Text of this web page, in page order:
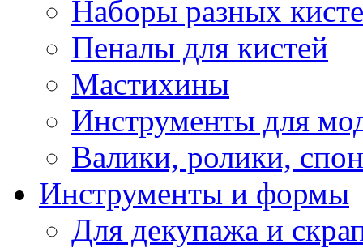
Наборы разных
Пеналы для кистей
Мастихины
Инструменты для
Валики, ролики,
Инструменты и формы
Для декупажа и